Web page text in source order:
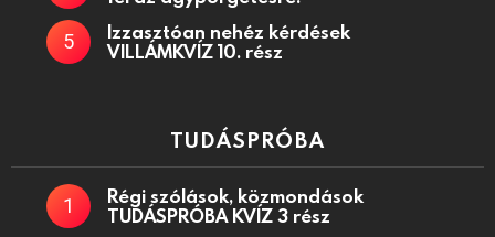
Izzasztóan nehéz kérdések
VILLÁMKVÍZ 10. rész
TUDÁSPRÓBA
Régi szólások, közmondások
TUDÁSPRÓBA KVÍZ 3 rész